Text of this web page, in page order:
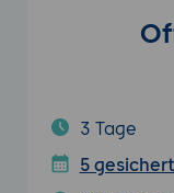
3 Tage
5